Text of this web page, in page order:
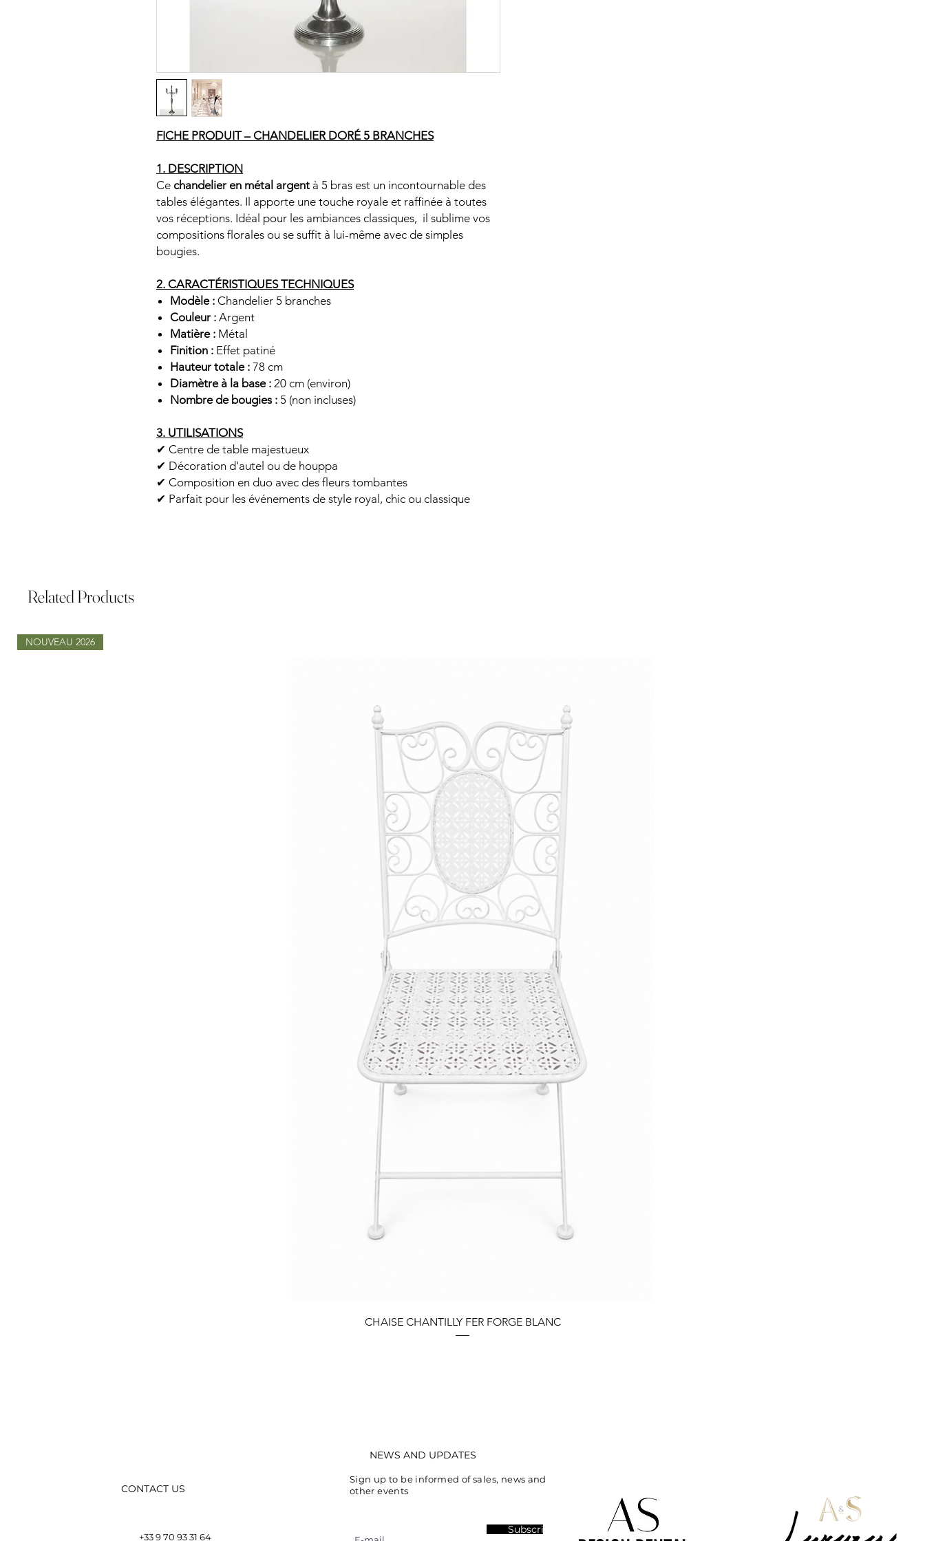
FICHE PRODUIT – CHANDELIER DORÉ 5 BRANCHES
1. DESCRIPTION
Ce chandelier en métal argent à 5 bras est un incontournable des
tables élégantes. Il apporte une touche royale et raffinée à toutes
vos réceptions. Idéal pour les ambiances classiques, il sublime vos
compositions florales ou se suffit à lui-même avec de simples
bougies.
2. CARACTÉRISTIQUES TECHNIQUES
Modèle : Chandelier 5 branches
Couleur : Argent
Matière : Métal
Finition : Effet patiné
Hauteur totale : 78 cm
Diamètre à la base : 20 cm (environ)
Nombre de bougies : 5 (non incluses)
3. UTILISATIONS
✔ Centre de table majestueux
✔ Décoration d'autel ou de houppa
✔ Composition en duo avec des fleurs tombantes
✔ Parfait pour les événements de style royal, chic ou classique
Related Products
Quick View
NOUVEAU 2026
CHAISE CHANTILLY FER FORGE BLANC
CONTACT US
+33 9 70 93 31 64
NEWS AND UPDATES
Sign up to be informed of sales, news and
other events
Subscribe